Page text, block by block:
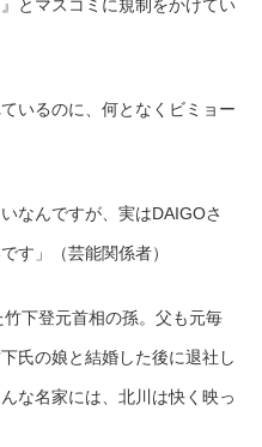
とマスコミに規制をかけてい
いるのに、何となくビミョー
なんですが、実はDAIGOさ
す」（芸能関係者）
下登元首相の孫。父も元毎
氏の娘と結婚した後に退社し
な名家には、北川は快く映っ